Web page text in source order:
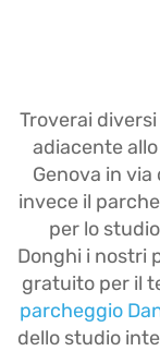
Troverai
adiacente
Genova in
invece il
per lo
Donghi i nostri
gratuito per il
parcheggio
dello studio